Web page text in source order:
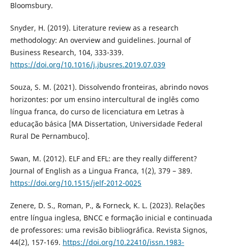
Bloomsbury.
Snyder, H. (2019). Literature review as a research
methodology: An overview and guidelines. Journal of
Business Research, 104, 333-339.
https://doi.org/10.1016/j.jbusres.2019.07.039
Souza, S. M. (2021). Dissolvendo fronteiras, abrindo novos
horizontes: por um ensino intercultural de inglês como
língua franca, do curso de licenciatura em Letras à
educação básica [MA Dissertation, Universidade Federal
Rural De Pernambuco].
Swan, M. (2012). ELF and EFL: are they really different?
Journal of English as a Lingua Franca, 1(2), 379 – 389.
https://doi.org/10.1515/jelf-2012-0025
Zenere, D. S., Roman, P., & Forneck, K. L. (2023). Relações
entre língua inglesa, BNCC e formação inicial e continuada
de professores: uma revisão bibliográfica. Revista Signos,
44(2), 157-169. https://doi.org/10.22410/issn.1983-